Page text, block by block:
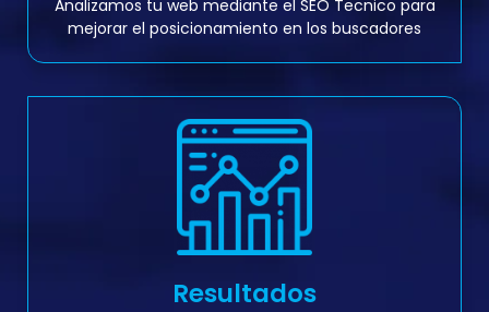
Analizamos tu web mediante el SEO Tecnico para
mejorar el posicionamiento en los buscadores
Resultados